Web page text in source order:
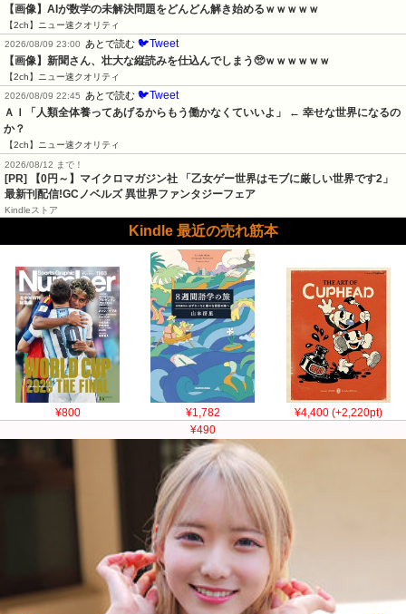
【画像】AIが数学の未解決問題をどんどん解き始めるｗｗｗｗｗ
【2ch】ニュー速クオリティ
2026/08/09 23:00
あとで読む 🐦Tweet
【画像】新聞さん、壮大な縦読みを仕込んでしまう🥺ｗｗｗｗｗｗ
【2ch】ニュー速クオリティ
2026/08/09 22:45
あとで読む 🐦Tweet
ＡＩ「人類全体養ってあげるからもう働かなくていいよ」 ← 幸せな世界になるの
か？
【2ch】ニュー速クオリティ
2026/08/12 まで！
[PR] 【0円～】マイクロマガジン社 「乙女ゲー世界はモブに厳しい世界です2」
最新刊配信!GCノベルズ 異世界ファンタジーフェア
Kindleストア
Kindle 最近の売れ筋本
¥800 ¥1,782
¥4,400 (+2,220pt)
¥490